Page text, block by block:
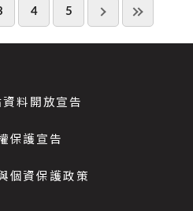
4 5
料開放宣告
保護宣告
個資保護政策